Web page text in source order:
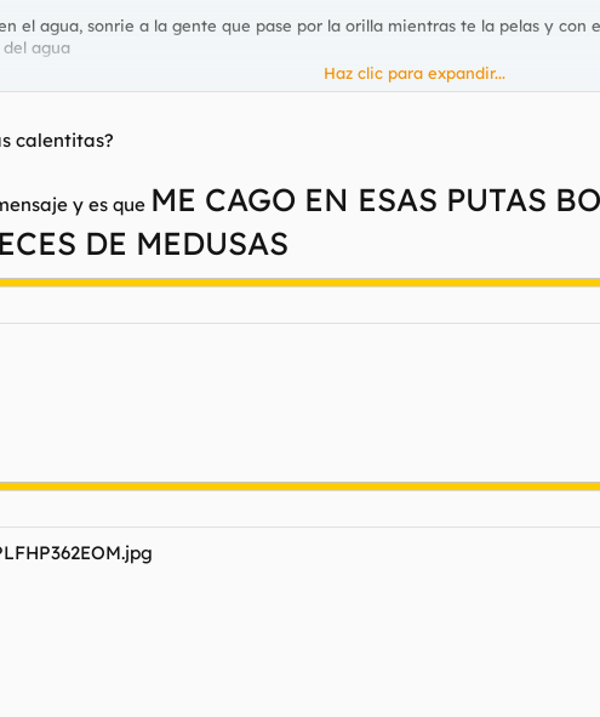
el agua, sonrie a la gente que pase por la orilla mientras te la pelas y
agua
Haz clic para expandir...
calentitas?
y es que ME CAGO EN ESAS PUTAS
DE MEDUSAS